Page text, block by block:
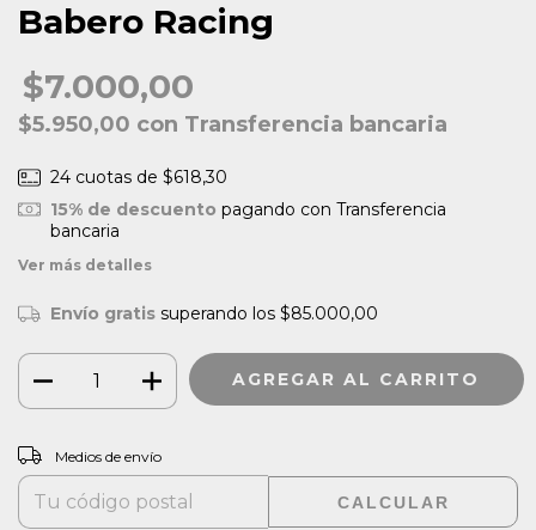
Babero Racing
$7.000,00
$5.950,00 con Transferencia bancaria
24 cuotas de $618,30
15% de descuento pagando con Transferencia
bancaria
Ver más detalles
Envío gratis superando los $85.000,00
Entregas para el CP:
Medios de envío
CALCULAR